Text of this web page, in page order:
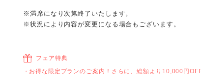
※満席になり次第終了いたします。
※状況により内容が変更になる場合もございます。
フェア特典
お得な限定プランのご案内！さらに、総額より10,000円